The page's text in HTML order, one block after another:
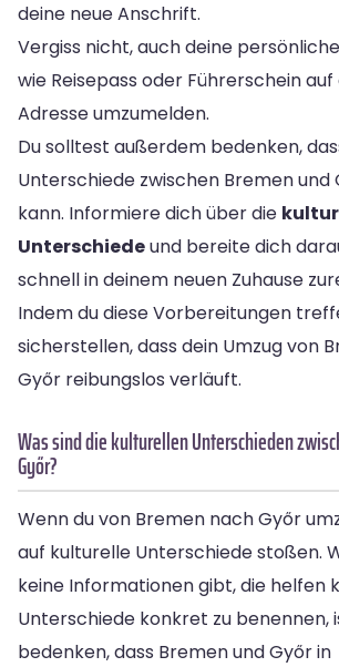
deine neue Anschrift.
Vergiss nicht, auch deine
wie Reisepass oder Führerschein auf
Adresse umzumelden.
Du solltest außerdem bedenken,
Unterschiede zwischen Bremen und
kann. Informiere dich über die
Unterschiedeund bereite dich
schnell in deinem neuen Zuhause
Indem du diese Vorbereitungen
sicherstellen, dass dein Umzug von
Győr reibungslos verläuft.
Was sind die kulturellen Unterschieden
Győr?
Wenn du von Bremen nach Győr
auf kulturelle Unterschiede stoßen.
keine Informationen gibt, die helfen
Unterschiede konkret zu benennen,
bedenken, dass Bremen und Győr in